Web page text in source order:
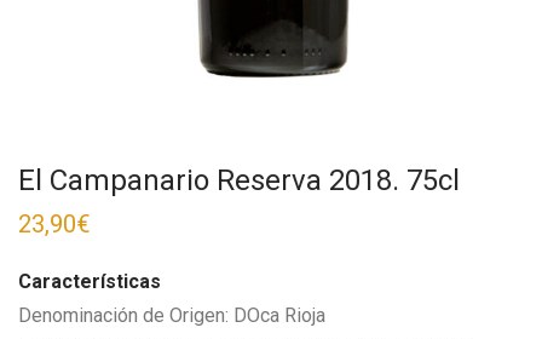
El Campanario Reserva 2018. 75cl
23,90€
Características
Denominación de Origen: DOca Rioja